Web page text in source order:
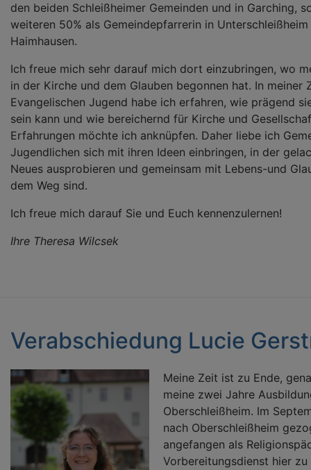
den beiden Schleißheimer Gemeinden und in Garching,
weiteren 50% als Gemeindepfarrerin in Unterschleißheim
Haimhausen.
Ich freue mich sehr darauf mich dort einzubringen, wo
in der Kirche und dem Glauben begonnen hat. In meiner
Evangelischen Jugend habe ich erfahren, wie prägend
sein kann und wie bereichernd für Kirche und
Erfahrungen möchte ich anknüpfen. Daher liebe ich
Jugendlichen sich mit ihren Ideen einbringen, in der
Neues ausprobieren und gemeinsam mit Lebens-und
dem Weg sind.
Ich freue mich darauf Sie und Euch kennenzulernen!
Ihre Theresa Wilcsek
Verabschiedung Lucie
Meine Zeit ist zu Ende,
meine zwei Jahre
Oberschleißheim. Im
nach Oberschleißheim
angefangen als
Vorbereitungsdienst hier